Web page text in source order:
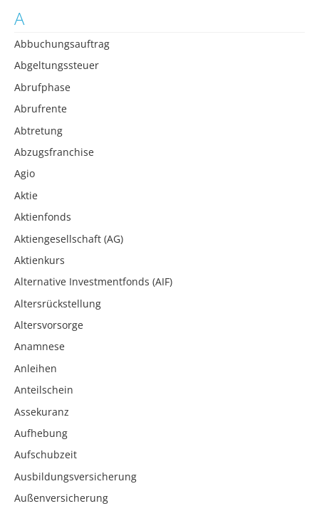
A
Abbuchungsauftrag
Abgeltungssteuer
Abrufphase
Abrufrente
Abtretung
Abzugsfranchise
Agio
Aktie
Aktienfonds
Aktiengesellschaft (AG)
Aktienkurs
Alternative Investmentfonds (AIF)
Altersrückstellung
Altersvorsorge
Anamnese
Anleihen
Anteilschein
Assekuranz
Aufhebung
Aufschubzeit
Ausbildungsversicherung
Außenversicherung